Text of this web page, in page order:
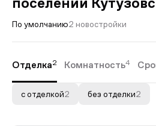
По умолчанию2 новостройки
Отделка2 Комнатность4
с отделкой2 без отделки2